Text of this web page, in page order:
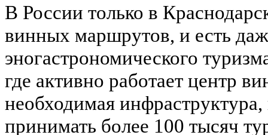
В России только в
винных маршрутов, и есть
эногастрономического
где активно работает центр
необходимая
принимать более 100 тысяч